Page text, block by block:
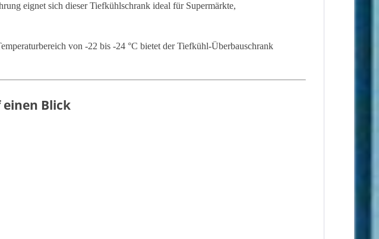
eignet sich dieser Tiefkühlschrank ideal für Supermärkte,
von -22 bis -24 °C bietet der Tiefkühl-Überbauschrank
Blick